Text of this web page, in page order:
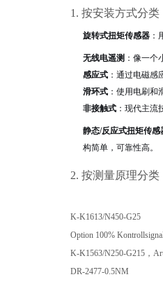
1. 按安装方式分类
旋转式扭矩传感器 ：
无线电遥测 ：像一
感应式 ：通过电磁
滑环式 ：使用电刷
非接触式 ：现代主
静态/反应式扭矩传感
构简单，可靠性高。
2. 按测量原理分类
K-K1613/N450-G25
Option 100%
K-K1563/N250-G215，
DR-2477-0.5NM